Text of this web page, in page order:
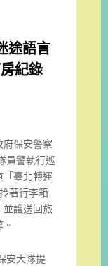
途語言
紀錄
府保安警察
員警執行巡
「臺北轉運
著行李箱
並護送回旅
安大隊提